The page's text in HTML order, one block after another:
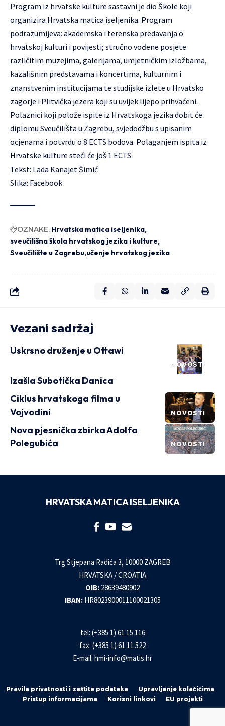
Program iz hrvatske kulture sastavni je dio Škole koji
organizira Hrvatska matica iseljenika. Program
podrazumijeva: akademska i terenska predavanja o
hrvatskoj kulturi i povijesti; stručno vođene posjete
različitim muzejima, galerijama, umjetničkim izložbama,
kazališnim predstavama i koncertima, kulturnim i
znanstvenim institucijama te studijske izlete u Hrvatsko
zagorje i Plitvička jezera koji su uvijek lijepo prihvaćeni.
Polaznici koji polože ispite iz Hrvatskoga jezika dobit će
diplomu Sveučilišta u Zagrebu, svjedodžbu s upisanim
ocjenama i potvrdu o 8 ECTS bodova. Polaganjem ispita iz
Hrvatske kulture steći će još 1 ECTS.
Tekst: Lada Kanajet Šimić
Slika: Facebook
OZNAKE: Hrvatska matica iseljenika
sveučilišna škola hrvatskog jezika i kulture
Sveučilište u Zagrebu učenje hrvatskog jezika
Vezani sadržaj
NOVOSTI
Uskrsno druženje u Ottawi
Izašla Subotička Danica
NOVOSTI
Ciklus hrvatskoga filma u
Vojvodini
NOVOSTI
Nova pjesnička zbirka Adolfa
Polegubića
HRVATSKA MATICA ISELJENIKA
Trg Stjepana Radića 3, 10000 ZAGREB
HRVATSKA / CROATIA
OIB: 28639480902
IBAN: HR8023900011100021305
tel: (+385 1) 61 15 116
fax: (+385 1) 61 11 522
E-mail: hmi-info@matis.hr
Pravila privatnosti i zaštite podataka
Upravljanje kolačićima
Pristup informacijama
Korisni linkovi EU projekti